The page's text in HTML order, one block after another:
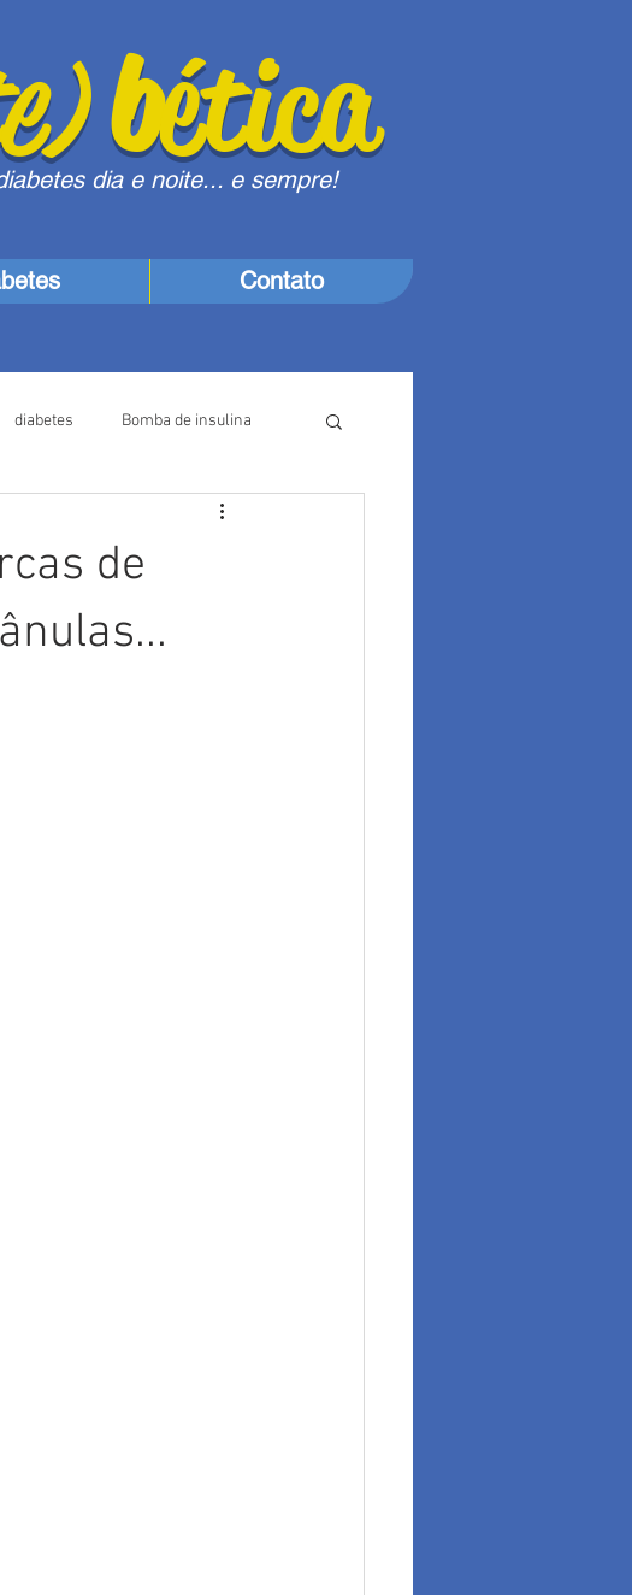
bética
dia e noite... e sempre!
Contato
diabetes Bomba de insulina
de